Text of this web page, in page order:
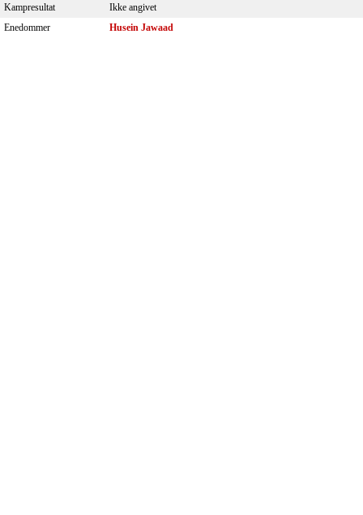
Kampresultat
Ikke angivet
Enedommer
Husein Jawaad